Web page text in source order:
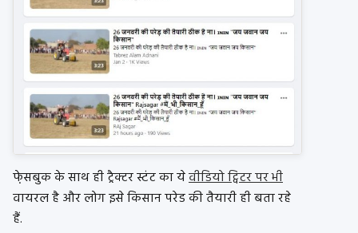
फे़सबुक के साथ ही ट्रैक्टर स्टंट का येवीडियो ट्विटर पर भी
वायरल है और लोग इसे किसान परेड की तैयारी ही बता रहे
हैं.